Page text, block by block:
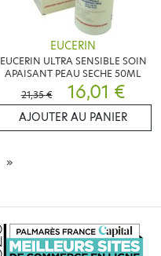
EUCERIN
EUCERIN ULTRA SENSIBLE SOIN
APAISANT PEAU SECHE 50ML
21,35 €
16,01 €
AJOUTER AU PANIER
»